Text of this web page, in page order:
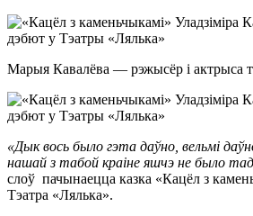
Марыя Кавалёва — рэжысёр і актрыса
«Дык вось было гэта даўно, вельмі
нашай з табой краіне яшчэ не было
слоў пачынаецца казка «Кацёл з
Тэатра «Лялька».